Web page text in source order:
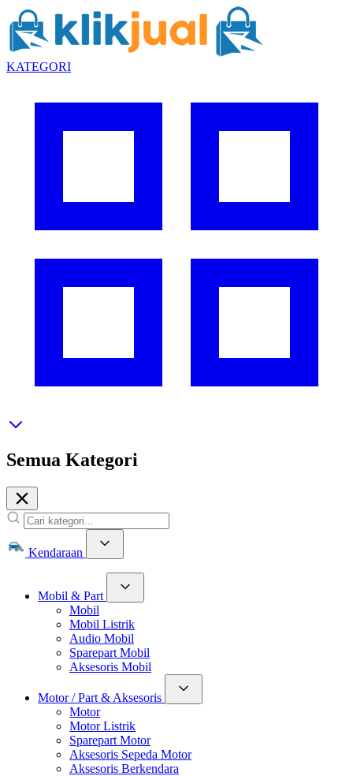
KATEGORI
Semua Kategori
Kendaraan
Mobil & Part
Mobil
Mobil Listrik
Audio Mobil
Sparepart Mobil
Aksesoris Mobil
Motor / Part & Aksesoris
Motor
Motor Listrik
Sparepart Motor
Aksesoris Sepeda Motor
Aksesoris Berkendara